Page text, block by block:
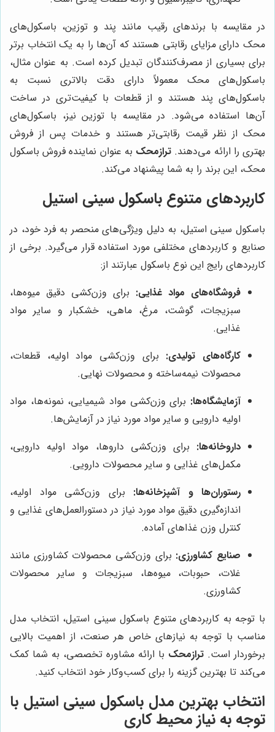
در مقایسه با برندهای رقیب مانند پند و توزین، باسکول‌های
محک دارای مزایای رقابتی هستند که آن‌ها را به یک انتخاب برتر
برای بسیاری از مصرف‌کنندگان تبدیل کرده است. به عنوان مثال،
باسکول‌های محک معمولاً دارای دقت بالاتری نسبت به
باسکول‌های پند هستند و از قطعات با کیفیت‌تری در ساخت
آن‌ها استفاده می‌شود. در مقایسه با توزین نیز، باسکول‌های
محک از نظر قیمت رقابتی‌تر هستند و خدمات پس از فروش
بهتری را ارائه می‌دهند. ترازمحک به عنوان نماینده فروش باسکول
محک، این برند را به شما پیشنهاد می‌کند.
کاربردهای متنوع باسکول سینی استیل
باسکول سینی استیل، به دلیل ویژگی‌های منحصر به فرد خود، در
صنایع و کاربردهای مختلفی مورد استفاده قرار می‌گیرد. برخی از
کاربردهای رایج این نوع باسکول عبارتند از:
فروشگاه‌های مواد غذایی: برای وزن‌کشی دقیق میوه‌ها،
سبزیجات، گوشت، مرغ، ماهی، خشکبار و سایر مواد
غذایی.
کارگاه‌های تولیدی: برای وزن‌کشی مواد اولیه، قطعات،
محصولات نیمه‌ساخته و محصولات نهایی.
آزمایشگاه‌ها: برای وزن‌کشی مواد شیمیایی، نمونه‌ها، مواد
اولیه دارویی و سایر مواد مورد نیاز در آزمایش‌ها.
داروخانه‌ها: برای وزن‌کشی داروها، مواد اولیه دارویی،
مکمل‌های غذایی و سایر محصولات دارویی.
رستوران‌ها و آشپزخانه‌ها: برای وزن‌کشی مواد اولیه،
اندازه‌گیری دقیق مواد مورد نیاز در دستورالعمل‌های غذایی و
کنترل وزن غذاهای آماده.
صنایع کشاورزی: برای وزن‌کشی محصولات کشاورزی مانند
غلات، حبوبات، میوه‌ها، سبزیجات و سایر محصولات
کشاورزی.
با توجه به کاربردهای متنوع باسکول سینی استیل، انتخاب مدل
مناسب با توجه به نیازهای خاص هر صنعت، از اهمیت بالایی
برخوردار است. ترازمحک با ارائه مشاوره تخصصی، به شما کمک
می‌کند تا بهترین گزینه را برای کسب‌وکار خود انتخاب کنید.
انتخاب بهترین مدل باسکول سینی استیل با
توجه به نیاز محیط کاری